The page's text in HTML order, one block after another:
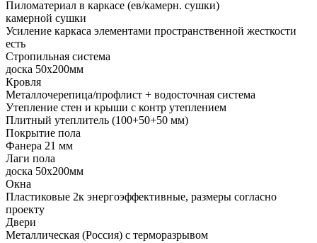
Пиломатериал в каркасе (ев/камерн. сушки)
камерной сушки
Усиление каркаса элементами пространственной жесткости
есть
Стропильная система
доска 50х200мм
Кровля
Металлочерепица/профлист + водосточная система
Утепление стен и крыши с контр утеплением
Плитный утеплитель (100+50+50 мм)
Покрытие пола
Фанера 21 мм
Лаги пола
доска 50х200мм
Окна
Пластиковые 2к энергоэффективные, размеры согласно
проекту
Двери
Металлическая (Россия) с терморазрывом